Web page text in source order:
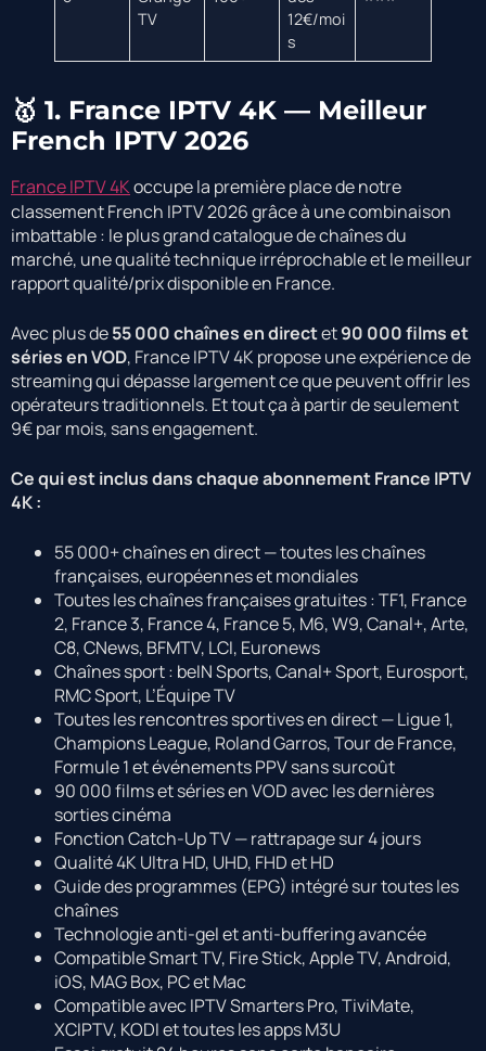
TV
12€/moi
s
🥇 1. France IPTV 4K — Meilleur
French IPTV 2026
France IPTV 4Koccupe la première place de notre
classement French IPTV 2026 grâce à une combinaison
imbattable : le plus grand catalogue de chaînes du
marché, une qualité technique irréprochable et le meilleur
rapport qualité/prix disponible en France.
Avec plus de55 000 chaînes en directet90 000 films et
séries en VOD, France IPTV 4K propose une expérience de
streaming qui dépasse largement ce que peuvent offrir les
opérateurs traditionnels. Et tout ça à partir de seulement
9€ par mois, sans engagement.
Ce qui est inclus dans chaque abonnement France IPTV
4K :
55 000+ chaînes en direct — toutes les chaînes
françaises, européennes et mondiales
Toutes les chaînes françaises gratuites : TF1, France
2, France 3, France 4, France 5, M6, W9, Canal+, Arte,
C8, CNews, BFMTV, LCI, Euronews
Chaînes sport : beIN Sports, Canal+ Sport, Eurosport,
RMC Sport, L’Équipe TV
Toutes les rencontres sportives en direct — Ligue 1,
Champions League, Roland Garros, Tour de France,
Formule 1 et événements PPV sans surcoût
90 000 films et séries en VOD avec les dernières
sorties cinéma
Fonction Catch-Up TV — rattrapage sur 4 jours
Qualité 4K Ultra HD, UHD, FHD et HD
Guide des programmes (EPG) intégré sur toutes les
chaînes
Technologie anti-gel et anti-buffering avancée
Compatible Smart TV, Fire Stick, Apple TV, Android,
iOS, MAG Box, PC et Mac
Compatible avec IPTV Smarters Pro, TiviMate,
XCIPTV, KODI et toutes les apps M3U